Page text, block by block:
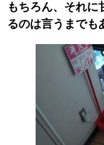
もちろん、それに
るのは言うまでも